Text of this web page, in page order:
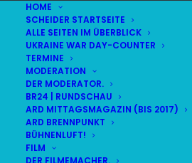
HOME
SCHEIDER STARTSEITE
ALLE SEITEN IM ÜBERBLICK
UKRAINE WAR DAY-COUNTER
TERMINE
MODERATION
DER MODERATOR.
BR24 | RUNDSCHAU
ARD MITTAGSMAGAZIN (BIS 2017)
ARD BRENNPUNKT
BÜHNENLUFT!
FILM
DER FILMEMACHER.